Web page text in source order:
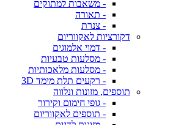
- משאבות למתוקים
- תאורה
- צנרת
דקורציות לאקווריום
- דמוי אלמוגים
- מסלעות טבעיות
- מסלעות מלאכותיות
- רקעים תלת מימד 3D
תוספים, מזונות ונלווה
- גופי חימום וקירור
- תוספים לאקווריום